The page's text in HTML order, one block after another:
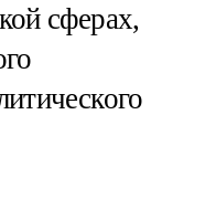
сферах,